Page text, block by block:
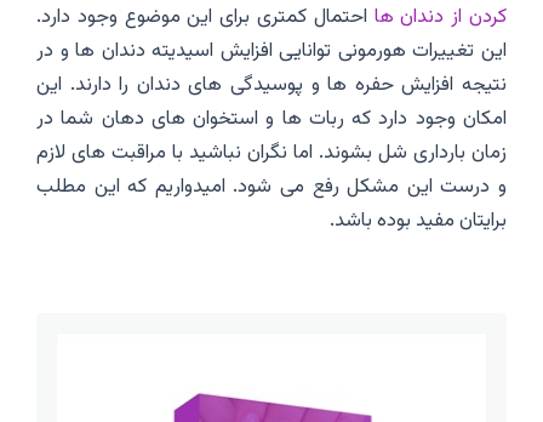
کردن از دندان ها احتمال کمتری برای این موضوع وجود دارد.
این تغییرات هورمونی توانایی افزایش اسیدیته دندان ها و در
نتیجه افزایش حفره ها و پوسیدگی های دندان را دارند. این
امکان وجود دارد که ربات ها و استخوان های دهان شما در
زمان بارداری شل بشوند. اما نگران نباشید با مراقبت های لازم
و درست این مشکل رفع می شود. امیدواریم که این مطلب
برایتان مفید بوده باشد.